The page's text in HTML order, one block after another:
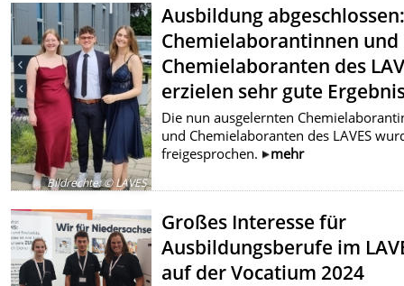
Bildrechte:© LAVES
Ausbildung
Chemielaborantinnen und
Chemielaboranten des
erzielen sehr gute
Die nun ausgelernten
und Chemielaboranten des LAVES
freigesprochen.
mehr
Großes Interesse für
Ausbildungsberufe im
auf der Vocatium 2024